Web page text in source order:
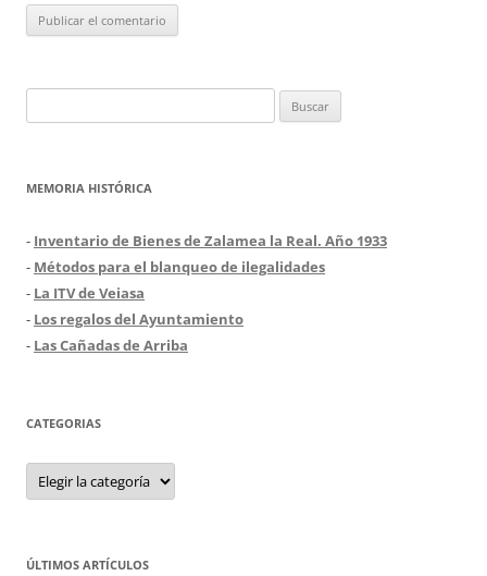
MEMORIA HISTÓRICA
- Inventario de Bienes de Zalamea la Real. Año 1933
- Métodos para el blanqueo de ilegalidades
- La ITV de Veiasa
- Los regalos del Ayuntamiento
- Las Cañadas de Arriba
CATEGORIAS
Categorias
ÚLTIMOS ARTÍCULOS